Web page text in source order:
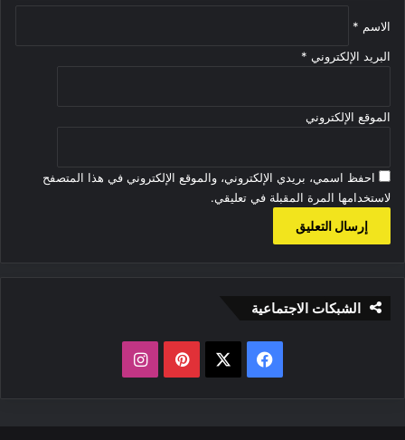
الاسم *
البريد الإلكتروني *
الموقع الإلكتروني
احفظ اسمي، بريدي الإلكتروني، والموقع الإلكتروني في هذا المتصفح
لاستخدامها المرة المقبلة في تعليقي.
الشبكات الاجتماعية
فيسبوك بينتيريستانستقرام